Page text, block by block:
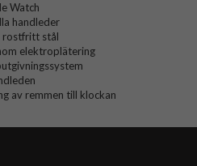
Watch
handleder
rostfritt stål
elektroplätering
av remmen till klockan